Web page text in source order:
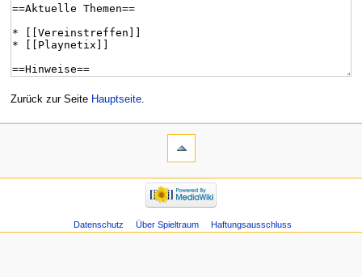
Zurück zur Seite Hauptseite.
Datenschutz Über Spieltraum Haftungsausschluss